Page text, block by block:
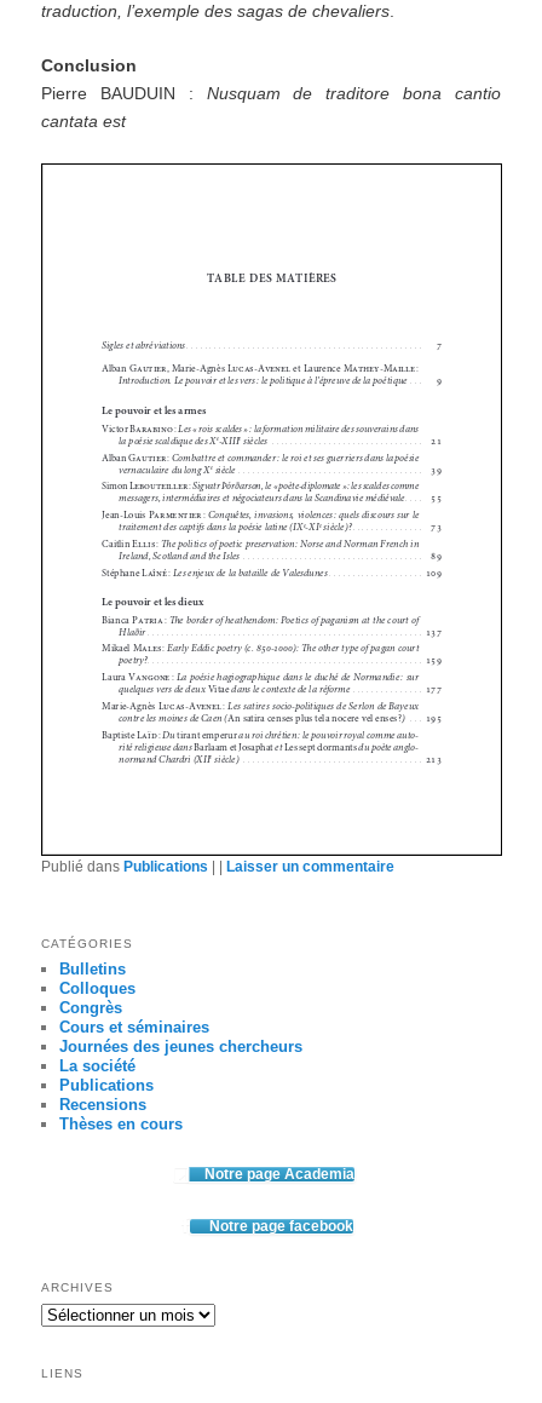
traduction, l’exemple des sagas de chevaliers
Conclusion
Pierre BAUDUIN : Nusquam de traditore bona cantio
cantata est
Publié dans Publications | |Laisser un commentaire
CATÉGORIES
Bulletins
Colloques
Congrès
Cours et séminaires
Journées des jeunes chercheurs
La société
Publications
Recensions
Thèses en cours
Notre page Academia
Notre page facebook
ARCHIVES
Archives
LIENS